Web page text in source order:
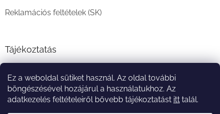
Ez a weboldal sütiket használ. Az oldal további
böngészésével hozájárul a használatukhoz. Az
adatkezelés feltételeiről bővebb tájékoztatást itt talál.
Reklamációs feltételek (SK)
Tájékoztatás
A vásárlás menete